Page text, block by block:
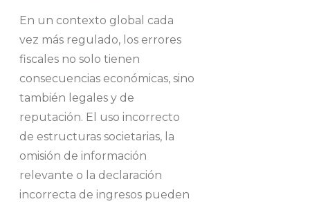
En un contexto global cada
vez más regulado, los errores
fiscales no solo tienen
consecuencias económicas, sino
también legales y de
reputación. El uso incorrecto
de estructuras societarias, la
omisión de información
relevante o la declaración
incorrecta de ingresos pueden